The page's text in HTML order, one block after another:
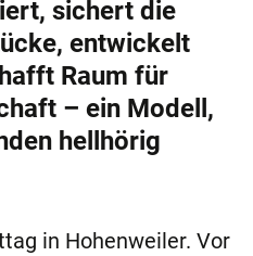
sichert die
entwickelt
Raum für
– ein Modell,
hellhörig
in Hohenweiler. Vor